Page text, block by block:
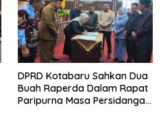
DPRD Kotabaru Sahkan Dua
Buah Raperda Dalam Rapat
Paripurna Masa Persidangan